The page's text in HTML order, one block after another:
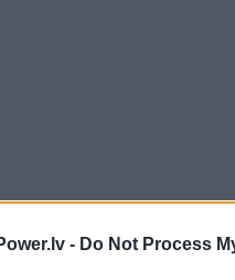
- Do Not Process